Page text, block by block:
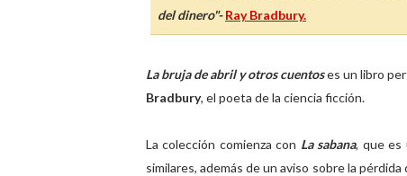
del dinero"-Ray Bradbury.
La bruja de abril y otros cuentoses un libro
Bradbury, el poeta de la ciencia ficción.
La colección comienza con La sabana, que es
similares, además de un aviso sobre la